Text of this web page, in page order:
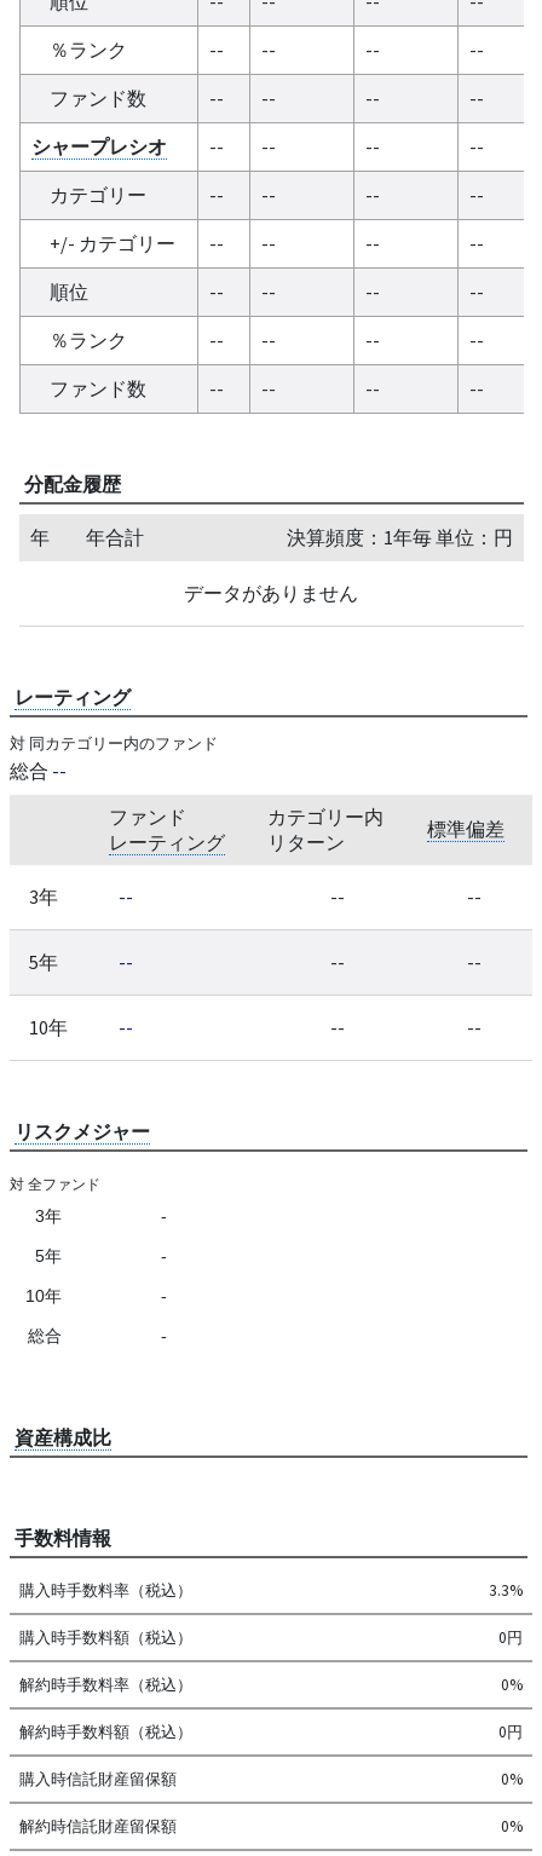
％ランク
-- -- --
--
ファンド数
-- -- --
--
シャープレシオ
-- -- --
--
カテゴリー
-- -- --
--
+/- カテゴリー
-- -- --
--
順位
-- -- --
--
％ランク
-- -- --
--
ファンド数
-- -- -- --
分配金履歴
年 年合計 決算頻度：1年毎 単位：円
データがありません
レーティング
対 同カテゴリー内のファンド
総合 --
ファンド
レーティング
カテゴリー内
リターン
標準偏差
3年 -- -- --
5年 -- -- --
10年 -- -- --
リスクメジャー
対 全ファンド
3年 -
5年 -
10年 -
総合 -
資産構成比
手数料情報
購入時手数料率（税込） 3.3%
購入時手数料額（税込） 0円
解約時手数料率（税込） 0%
解約時手数料額（税込） 0円
購入時信託財産留保額 0%
解約時信託財産留保額 0%